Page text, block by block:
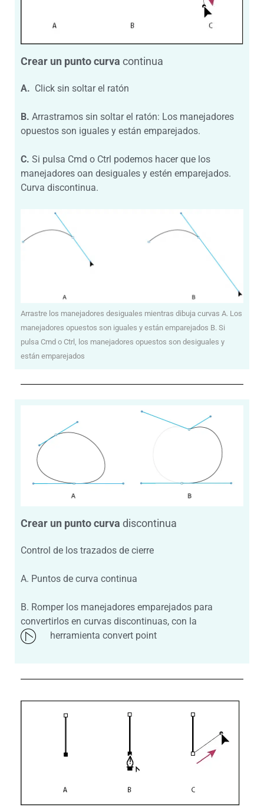
Crear un punto curva continua
A. Click sin soltar el ratón
B. Arrastramos sin soltar el ratón: Los manejadores
opuestos son iguales y están emparejados.
C. Si pulsa Cmd o Ctrl podemos hacer que los
manejadores oan desiguales y estén emparejados.
Curva discontinua.
Arrastre los manejadores desiguales mientras dibuja curvas A. Los
manejadores opuestos son iguales y están emparejados B. Si
pulsa Cmd o Ctrl, los manejadores opuestos son desiguales y
están emparejados
Crear un punto curva discontinua
Control de los trazados de cierre
A. Puntos de curva continua
B. Romper los manejadores emparejados para
convertirlos en curvas discontinuas, con la
herramienta convert point